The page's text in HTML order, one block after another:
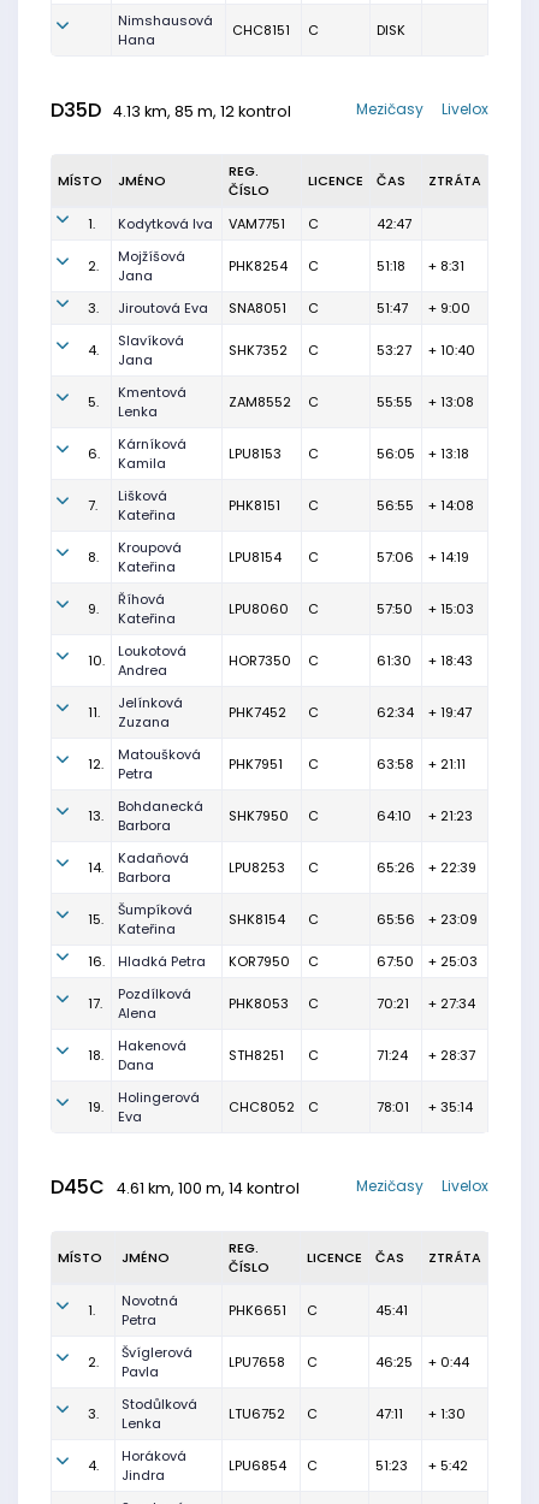
Nimshausová
Hana
CHC8151 C DISK
D35D 4.13 km, 85 m, 12 kontrol Livelox
Mezičasy
MÍSTO JMÉNO
REG.
ČÍSLO
LICENCE ČAS ZTRÁTA
1. Kodytková Iva VAM7751 C 42:47
2.
Mojžíšová
Jana
PHK8254 C 51:18 + 8:31
3. Jiroutová Eva SNA8051 C 51:47 + 9:00
4.
Slavíková
Jana
SHK7352 C 53:27 + 10:40
5.
Kmentová
Lenka
ZAM8552 C 55:55 + 13:08
6.
Kárníková
Kamila
LPU8153 C 56:05 + 13:18
7.
Lišková
Kateřina
PHK8151 C 56:55 + 14:08
8.
Kroupová
Kateřina
LPU8154 C 57:06 + 14:19
9.
Říhová
Kateřina
LPU8060 C 57:50 + 15:03
10.
Loukotová
Andrea
HOR7350 C 61:30 + 18:43
11.
Jelínková
Zuzana
PHK7452 C 62:34 + 19:47
12.
Matoušková
Petra
PHK7951 C 63:58 + 21:11
13.
Bohdanecká
Barbora
SHK7950 C 64:10 + 21:23
14.
Kadaňová
Barbora
LPU8253 C 65:26 + 22:39
15.
Šumpíková
Kateřina
SHK8154 C 65:56 + 23:09
16. Hladká Petra KOR7950 C 67:50 + 25:03
17.
Pozdílková
Alena
PHK8053 C 70:21 + 27:34
18.
Hakenová
Dana
STH8251 C 71:24 + 28:37
19.
Holingerová
Eva
CHC8052 C 78:01 + 35:14
D45C 4.61 km, 100 m, 14 kontrol Livelox
Mezičasy
MÍSTO JMÉNO
REG.
ČÍSLO
LICENCE ČAS ZTRÁTA
1.
Novotná
Petra
PHK6651 C 45:41
2.
Švíglerová
Pavla
LPU7658 C 46:25 + 0:44
3.
Stodůlková
Lenka
LTU6752 C 47:11 + 1:30
4.
Horáková
Jindra
LPU6854 C 51:23 + 5:42